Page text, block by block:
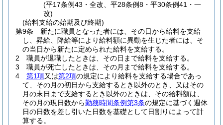
(平17条例43・全改、平28条例8・平30条例41・一
改)
(給料支給の始期及び終期)
第9条
新たに職員となった者には、その日から給料を支給
し、昇給、降給等により給料額に異動を生じた者には、そ
の当日から新たに定められた給料を支給する。
2
職員が退職したときは、その日まで給料を支給する。
3
職員が死亡したときは、その月まで給料を支給する。
4
第1項又は第2項の規定により給料を支給する場合であっ
て、その月の初日から支給するとき以外のとき、又はその
月の末日まで支給するとき以外のときは、その給料額は、
その月の現日数から勤務時間条例第3条の規定に基づく週休
日の日数を差し引いた日数を基礎として日割りによって計
算する。